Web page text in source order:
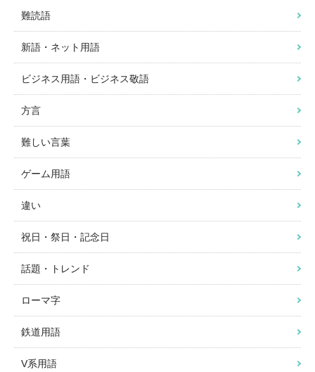
難読語
新語・ネット用語
ビジネス用語・ビジネス敬語
方言
難しい言葉
ゲーム用語
違い
祝日・祭日・記念日
話題・トレンド
ローマ字
鉄道用語
V系用語